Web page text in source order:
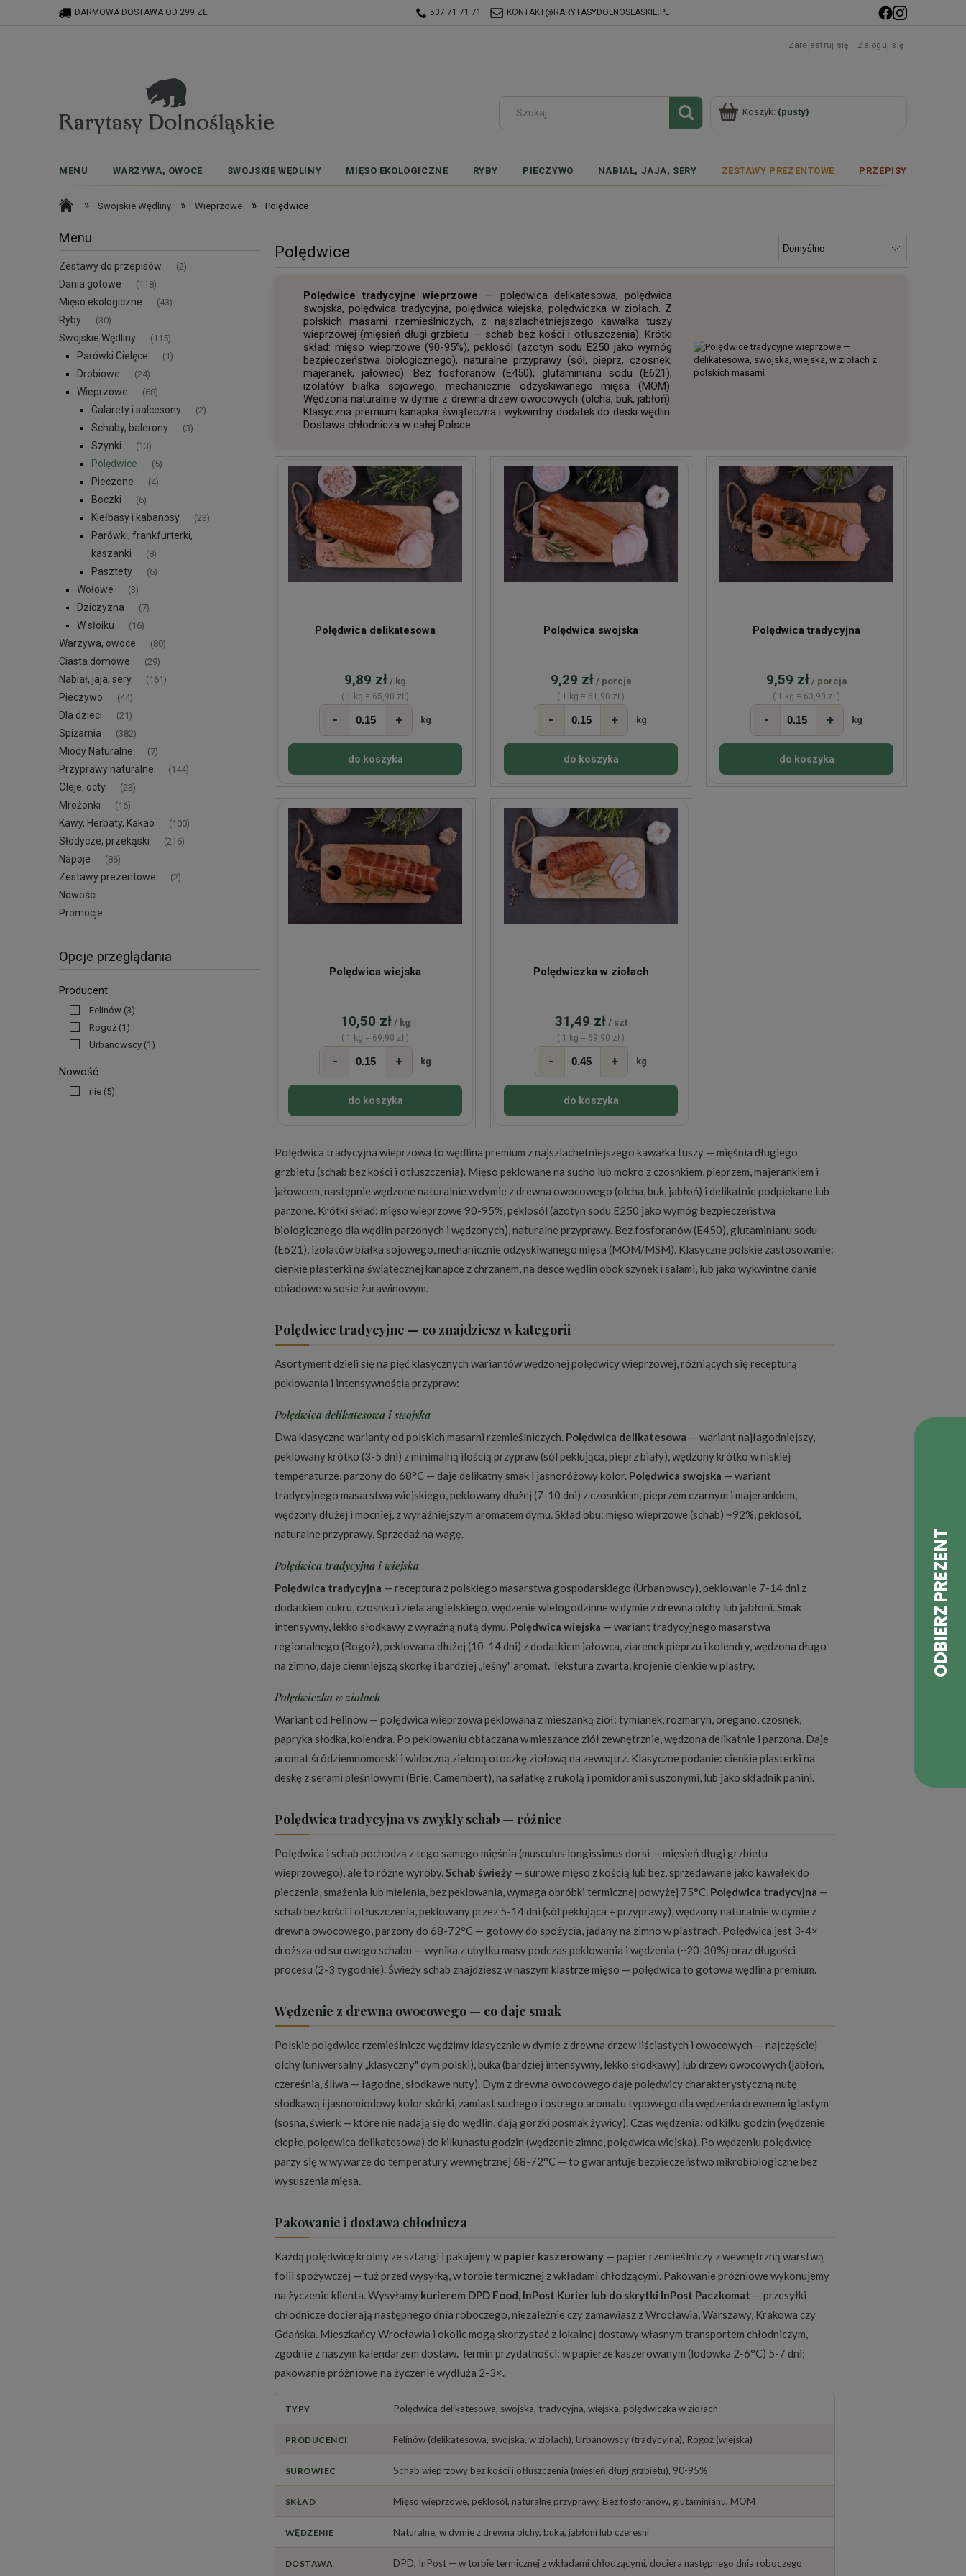
DARMOWA DOSTAWA OD 299 ZŁ 537 71 71 71 KONTAKT@RARYTASYDOLNOSLASKIE.PL
Zarejestruj się Zaloguj się
Koszyk: (pusty)
MENU WARZYWA, OWOCE SWOJSKIE WĘDLINY MIĘSO EKOLOGICZNE RYBY PIECZYWO NABIAŁ, JAJA, SERY ZESTAWY PREZENTOWE PRZEPISY
» Swojskie Wędliny » Wieprzowe » Polędwice
Menu
Zestawy do przepisów (2)
Dania gotowe (118)
Mięso ekologiczne (43)
Ryby (30)
Swojskie Wędliny (115)
Parówki Cielęce (1)
Drobiowe (24)
Wieprzowe (68)
Galarety i salcesony (2)
Schaby, balerony (3)
Szynki (13)
Polędwice (5)
Pieczone (4)
Boczki (6)
Kiełbasy i kabanosy (23)
Parówki, frankfurterki,
kaszanki
(8)
Pasztety (6)
Wołowe (3)
Dziczyzna (7)
W słoiku (16)
Warzywa, owoce (80)
Ciasta domowe (29)
Nabiał, jaja, sery (161)
Pieczywo (44)
Dla dzieci (21)
Spiżarnia (382)
Miody Naturalne (7)
Przyprawy naturalne (144)
Oleje, octy (23)
Mrożonki (16)
Kawy, Herbaty, Kakao (100)
Słodycze, przekąski (216)
Napoje (86)
Zestawy prezentowe (2)
Nowości
Promocje
Opcje przeglądania
Producent
Felinów (3)
Rogoż (1)
Urbanowscy (1)
Nowość
nie (5)
Polędwice
Polędwice tradycyjne wieprzowe — polędwica delikatesowa, polędwica
swojska, polędwica tradycyjna, polędwica wiejska, polędwiczka w ziołach. Z
polskich masarni rzemieślniczych, z najszlachetniejszego kawałka tuszy
wieprzowej (mięsień długi grzbietu — schab bez kości i otłuszczenia). Krótki
skład: mięso wieprzowe (90-95%), peklosól (azotyn sodu E250 jako wymóg
bezpieczeństwa biologicznego), naturalne przyprawy (sól, pieprz, czosnek,
majeranek, jałowiec). Bez fosforanów (E450), glutaminianu sodu (E621),
izolatów białka sojowego, mechanicznie odzyskiwanego mięsa (MOM).
Wędzona naturalnie w dymie z drewna drzew owocowych (olcha, buk, jabłoń).
Klasyczna premium kanapka świąteczna i wykwintny dodatek do deski wędlin.
Dostawa chłodnicza w całej Polsce.
Polędwica delikatesowa
9,89 zł / kg
( 1 kg = 65,90 zł )
- + kg
do koszyka
Polędwica swojska
9,29 zł / porcja
( 1 kg = 61,90 zł )
- + kg
do koszyka
Polędwica tradycyjna
9,59 zł / porcja
( 1 kg = 63,90 zł )
- + kg
do koszyka
Polędwica wiejska
10,50 zł / kg
( 1 kg = 69,90 zł )
- + kg
do koszyka
Polędwiczka w ziołach
31,49 zł / szt
( 1 kg = 69,90 zł )
- + kg
do koszyka
Polędwica tradycyjna wieprzowa to wędlina premium z najszlachetniejszego kawałka tuszy — mięśnia długiego
grzbietu (schab bez kości i otłuszczenia). Mięso peklowane na sucho lub mokro z czosnkiem, pieprzem, majerankiem i
jałowcem, następnie wędzone naturalnie w dymie z drewna owocowego (olcha, buk, jabłoń) i delikatnie podpiekane lub
parzone. Krótki skład: mięso wieprzowe 90-95%, peklosól (azotyn sodu E250 jako wymóg bezpieczeństwa
biologicznego dla wędlin parzonych i wędzonych), naturalne przyprawy. Bez fosforanów (E450), glutaminianu sodu
(E621), izolatów białka sojowego, mechanicznie odzyskiwanego mięsa (MOM/MSM). Klasyczne polskie zastosowanie:
cienkie plasterki na świątecznej kanapce z chrzanem, na desce wędlin obok szynek i salami, lub jako wykwintne danie
obiadowe w sosie żurawinowym.
Polędwice tradycyjne — co znajdziesz w kategorii
Asortyment dzieli się na pięć klasycznych wariantów wędzonej polędwicy wieprzowej, różniących się recepturą
peklowania i intensywnością przypraw:
Polędwica delikatesowa i swojska
Dwa klasyczne warianty od polskich masarni rzemieślniczych. Polędwica delikatesowa — wariant najłagodniejszy,
peklowany krótko (3-5 dni) z minimalną ilością przypraw (sól peklująca, pieprz biały), wędzony krótko w niskiej
temperaturze, parzony do 68°C — daje delikatny smak i jasnoróżowy kolor. Polędwica swojska — wariant
tradycyjnego masarstwa wiejskiego, peklowany dłużej (7-10 dni) z czosnkiem, pieprzem czarnym i majerankiem,
wędzony dłużej i mocniej, z wyraźniejszym aromatem dymu. Skład obu: mięso wieprzowe (schab) ~92%, peklosól,
naturalne przyprawy. Sprzedaż na wagę.
Polędwica tradycyjna i wiejska
Polędwica tradycyjna — receptura z polskiego masarstwa gospodarskiego (Urbanowscy), peklowanie 7-14 dni z
dodatkiem cukru, czosnku i ziela angielskiego, wędzenie wielogodzinne w dymie z drewna olchy lub jabłoni. Smak
intensywny, lekko słodkawy z wyraźną nutą dymu. Polędwica wiejska — wariant tradycyjnego masarstwa
regionalnego (Rogoż), peklowana dłużej (10-14 dni) z dodatkiem jałowca, ziarenek pieprzu i kolendry, wędzona długo
na zimno, daje ciemniejszą skórkę i bardziej „leśny" aromat. Tekstura zwarta, krojenie cienkie w plastry.
Polędwiczka w ziołach
Wariant od Felinów — polędwica wieprzowa peklowana z mieszanką ziół: tymianek, rozmaryn, oregano, czosnek,
papryka słodka, kolendra. Po peklowaniu obtaczana w mieszance ziół zewnętrznie, wędzona delikatnie i parzona. Daje
aromat śródziemnomorski i widoczną zieloną otoczkę ziołową na zewnątrz. Klasyczne podanie: cienkie plasterki na
deskę z serami pleśniowymi (Brie, Camembert), na sałatkę z rukolą i pomidorami suszonymi, lub jako składnik panini.
Polędwica tradycyjna vs zwykły schab — różnice
Polędwica i schab pochodzą z tego samego mięśnia (musculus longissimus dorsi — mięsień długi grzbietu
wieprzowego), ale to różne wyroby. Schab świeży — surowe mięso z kością lub bez, sprzedawane jako kawałek do
pieczenia, smażenia lub mielenia, bez peklowania, wymaga obróbki termicznej powyżej 75°C. Polędwica tradycyjna —
schab bez kości i otłuszczenia, peklowany przez 5-14 dni (sól peklująca + przyprawy), wędzony naturalnie w dymie z
drewna owocowego, parzony do 68-72°C — gotowy do spożycia, jadany na zimno w plastrach. Polędwica jest 3-4×
droższa od surowego schabu — wynika z ubytku masy podczas peklowania i wędzenia (~20-30%) oraz długości
procesu (2-3 tygodnie). Świeży schab znajdziesz w naszym klastrze mięso — polędwica to gotowa wędlina premium.
Wędzenie z drewna owocowego — co daje smak
Polskie polędwice rzemieślnicze wędzimy klasycznie w dymie z drewna drzew liściastych i owocowych — najczęściej
olchy (uniwersalny „klasyczny" dym polski), buka (bardziej intensywny, lekko słodkawy) lub drzew owocowych (jabłoń,
czereśnia, śliwa — łagodne, słodkawe nuty). Dym z drewna owocowego daje polędwicy charakterystyczną nutę
słodkawą i jasnomiodowy kolor skórki, zamiast suchego i ostrego aromatu typowego dla wędzenia drewnem iglastym
(sosna, świerk — które nie nadają się do wędlin, dają gorzki posmak żywicy). Czas wędzenia: od kilku godzin (wędzenie
ciepłe, polędwica delikatesowa) do kilkunastu godzin (wędzenie zimne, polędwica wiejska). Po wędzeniu polędwicę
parzy się w wywarze do temperatury wewnętrznej 68-72°C — to gwarantuje bezpieczeństwo mikrobiologiczne bez
wysuszenia mięsa.
Pakowanie i dostawa chłodnicza
Każdą polędwicę kroimy ze sztangi i pakujemy wpapier kaszerowany — papier rzemieślniczy z wewnętrzną warstwą
folii spożywczej — tuż przed wysyłką, w torbie termicznej z wkładami chłodzącymi. Pakowanie próżniowe wykonujemy
na życzenie klienta. Wysyłamy kurierem DPD Food, InPost Kurier lub do skrytki InPost Paczkomat — przesyłki
chłodnicze docierają następnego dnia roboczego, niezależnie czy zamawiasz z Wrocławia, Warszawy, Krakowa czy
Gdańska. Mieszkańcy Wrocławia i okolic mogą skorzystać z lokalnej dostawy własnym transportem chłodniczym,
zgodnie z naszym kalendarzem dostaw. Termin przydatności: w papierze kaszerowanym (lodówka 2-6°C) 5-7 dni;
pakowanie próżniowe na życzenie wydłuża 2-3×.
TYPY Polędwica delikatesowa, swojska, tradycyjna, wiejska, polędwiczka w ziołach
PRODUCENCI Felinów (delikatesowa, swojska, w ziołach), Urbanowscy (tradycyjna), Rogoż (wiejska)
SUROWIEC Schab wieprzowy bez kości i otłuszczenia (mięsień długi grzbietu), 90-95%
SKŁAD Mięso wieprzowe, peklosól, naturalne przyprawy. Bez fosforanów, glutaminianu, MOM
WĘDZENIE Naturalne, w dymie z drewna olchy, buka, jabłoni lub czereśni
DOSTAWA DPD, InPost — w torbie termicznej z wkładami chłodzącymi, dociera następnego dnia roboczego